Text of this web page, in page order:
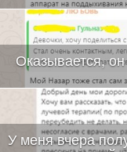
Оказывается,
У меня вчера